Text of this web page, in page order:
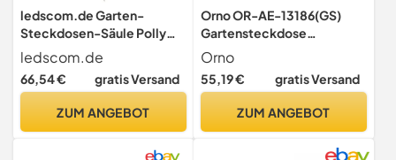
ledscom.de Garten-
Steckdosen-Säule Polly
schwarz mit Erdspieß für
außen, 3-Fach, Smart
Home, Edelstahl, eckig,
ledscom.de
66,54 € gratis Versand
ZUM ANGEBOT
Orno OR-AE-13186(GS)
Gartensteckdose
Steinoptik 4-fach IP44
Wasserdicht 3m Kabel
3680W 16A 1535024, grau
Orno
55,19 € gratis Versand
ZUM ANGEBOT